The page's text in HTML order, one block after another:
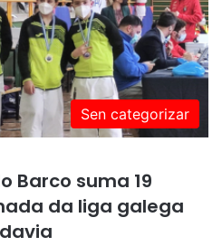
Sen categorizar
Barco suma 19
da liga galega